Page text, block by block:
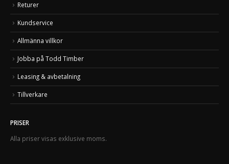
Returer
Kundservice
Allmänna villkor
Jobba på Todd Timber
Leasing & avbetalning
Tillverkare
PRISER
Alla priser visas exklusive moms.